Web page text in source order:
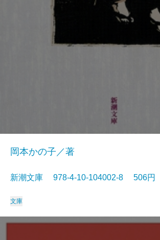
岡本かの子／著
新潮文庫 978-4-10-104002-8 506円
文庫